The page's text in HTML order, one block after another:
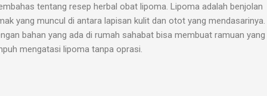
tentang resep herbal obat lipoma. Lipoma adalah benjolan
yang muncul di antara lapisan kulit dan otot yang mendasarinya.
bahan yang ada di rumah sahabat bisa membuat ramuan yang
mengatasi lipoma tanpa oprasi.